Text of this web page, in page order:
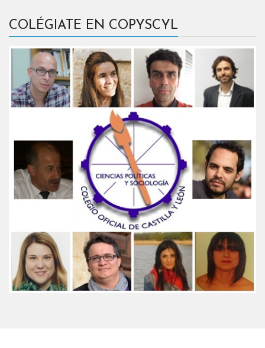
COLÉGIATE EN COPYSCYL